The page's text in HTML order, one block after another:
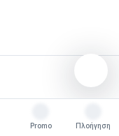
Promo
Πλοήγηση